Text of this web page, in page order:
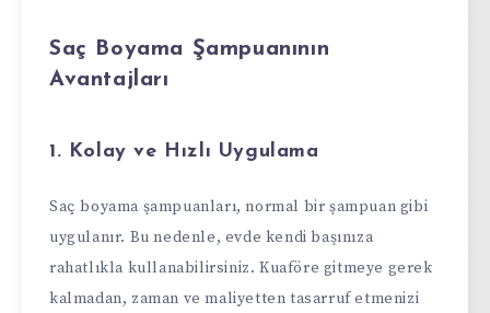
Saç Boyama Şampuanının
Avantajları
1. Kolay ve Hızlı Uygulama
Saç boyama şampuanları, normal bir şampuan gibi
uygulanır. Bu nedenle, evde kendi başınıza
rahatlıkla kullanabilirsiniz. Kuaföre gitmeye gerek
kalmadan, zaman ve maliyetten tasarruf etmenizi